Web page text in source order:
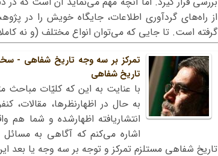
از راه‌های گردآوری اطلاعات، جایگاه خویش را در
گرفته است. تا جایی که می‌توان انواع مختلف (و نه
تمرکز بر سه وجه تاریخ شفاهی -
تاریخ شفاهی
با عنایت به این که کلیّات
به حال در اظهارنظرها، مقالات،
انتشار‌یافته اظهار‌شده و شما هم
اشاره می‌کنم که آگاهی به
تاریخ شفاهی مستلزم تمرکز و توجه بر سه وجه یا بعد